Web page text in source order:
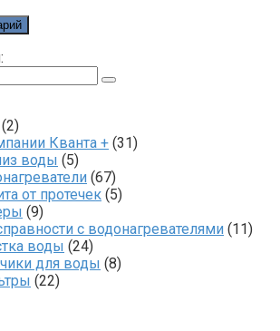
(2)
Кванта + (31)
воды (5)
(67)
от протечек (5)
(9)
с водонагревателями (11)
воды (24)
для воды (8)
(22)